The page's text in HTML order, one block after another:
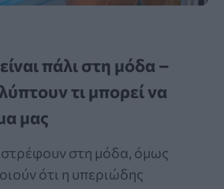
πάλι στη μόδα –
τι μπορεί να
μας
στη μόδα, όμως
ότι η υπεριώδης